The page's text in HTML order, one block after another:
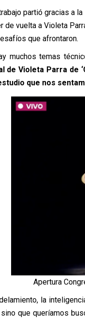
partió gracias a
de vuelta a Violeta
que afrontaron.
muchos temas
de Violeta Parra de
que nos
Apertura
la
sino que queríamos